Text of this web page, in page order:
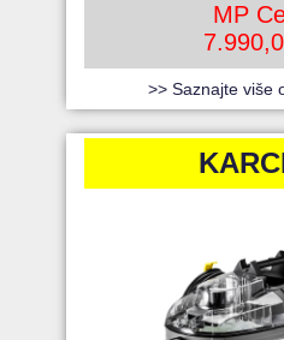
MP
>> Saznajte više